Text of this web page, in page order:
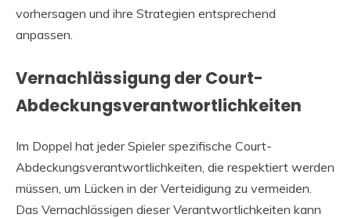
vorhersagen und ihre Strategien entsprechend
anpassen.
Vernachlässigung der Court-
Abdeckungsverantwortlichkeiten
Im Doppel hat jeder Spieler spezifische Court-
Abdeckungsverantwortlichkeiten, die respektiert werden
müssen, um Lücken in der Verteidigung zu vermeiden.
Das Vernachlässigen dieser Verantwortlichkeiten kann